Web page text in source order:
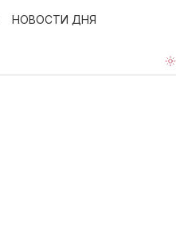
НОВОСТИ ДНЯ